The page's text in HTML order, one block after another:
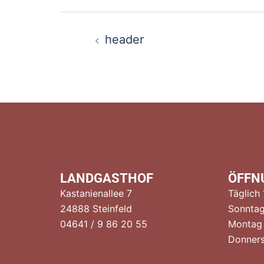
header
LANDGASTHOF
Kastanienallee 7
24888 Steinfeld
04641 / 9 86 20 55
Täglich
Montag